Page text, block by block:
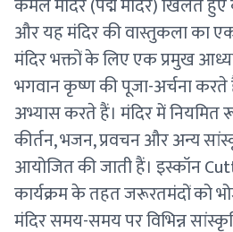
कमल मंदिर (पद्म मंदिर) खिलते
और यह मंदिर की वास्तुकला का
मंदिर भक्तों के लिए एक प्रमुख
भगवान कृष्ण की पूजा-अर्चना
अभ्यास करते हैं। मंदिर में नियमित
कीर्तन, भजन, प्रवचन और अन्य
आयोजित की जाती हैं। इस्कॉन
कार्यक्रम के तहत जरूरतमंदों को
मंदिर समय-समय पर विभिन्न